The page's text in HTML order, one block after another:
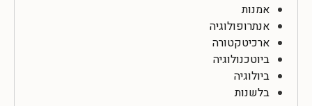
אמנות
אנתרופולוגיה
ארכיטקטורה
ביוטכנולוגיה
ביולוגיה
בלשנות